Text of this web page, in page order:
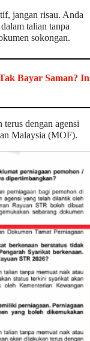
jangan risau. Anda
talian tanpa
sokongan.
Bayar Saman?
dengan agensi
Malaysia (MOF).